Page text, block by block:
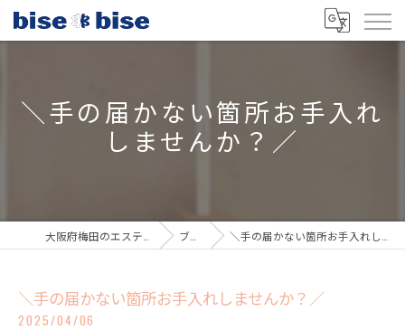
＼手の届かない箇所お手入れ
しませんか？／
大阪府梅田のエステならbisebise ブログ ＼手の届かない箇所お手入れしませんか？／
＼手の届かない箇所お手入れしませんか？／
2025/04/06